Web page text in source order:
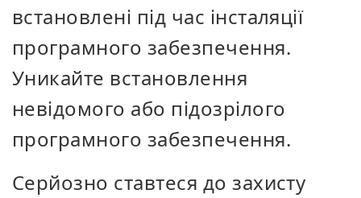
встановлені під час інсталяції
програмного забезпечення.
Уникайте встановлення
невідомого або підозрілого
програмного забезпечення.
Серйозно ставтеся до захисту